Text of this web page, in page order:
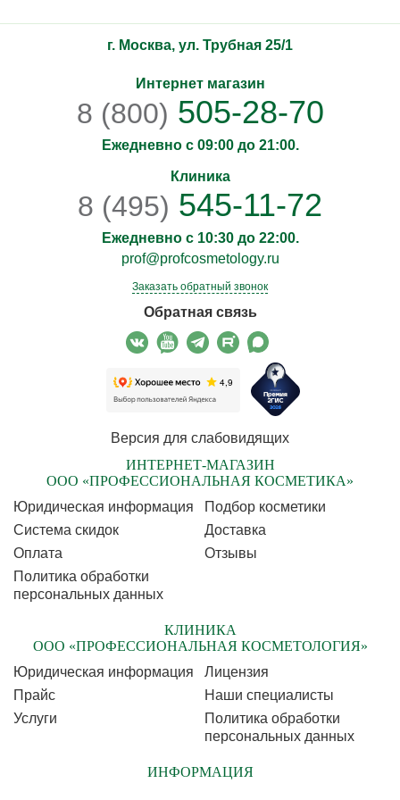
г. Москва, ул. Трубная 25/1
Интернет магазин
8 (800) 505-28-70
Ежедневно с 09:00 до 21:00.
Клиника
8 (495) 545-11-72
Ежедневно с 10:30 до 22:00.
prof@profcosmetology.ru
Заказать обратный звонок
Обратная связь
Версия для слабовидящих
ИНТЕРНЕТ-МАГАЗИН
ООО «ПРОФЕССИОНАЛЬНАЯ КОСМЕТИКА»
Юридическая информация
Подбор косметики
Cистема скидок
Доставка
Оплата
Отзывы
Политика обработки
персональных данных
КЛИНИКА
ООО «ПРОФЕССИОНАЛЬНАЯ КОСМЕТОЛОГИЯ»
Юридическая информация
Лицензия
Прайс
Наши специалисты
Услуги
Политика обработки
персональных данных
ИНФОРМАЦИЯ